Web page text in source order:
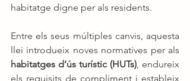
habitatge digne per als residents.
Entre els seus múltiples canvis, aquesta
habitatges d’ús turístic (HUTs), endureix
els requisits de compliment i estableix